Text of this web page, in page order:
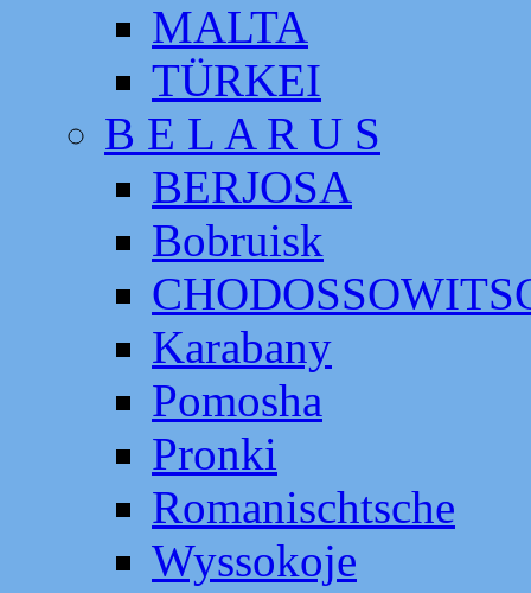
MALTA
TÜRKEI
B E L A R U S
BERJOSA
Bobruisk
Karabany
Pomosha
Pronki
Romanischtsche
Wyssokoje